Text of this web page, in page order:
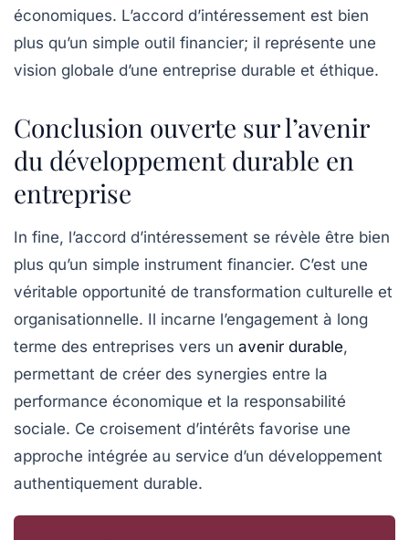
économiques. L’accord d’intéressement est bien
plus qu’un simple outil financier; il représente une
vision globale d’une entreprise durable et éthique.
Conclusion ouverte sur l’avenir
du développement durable en
entreprise
In fine, l’accord d’intéressement se révèle être bien
plus qu’un simple instrument financier. C’est une
véritable opportunité de transformation culturelle et
organisationnelle. Il incarne l’engagement à long
terme des entreprises vers un avenir durable,
permettant de créer des synergies entre la
performance économique et la responsabilité
sociale. Ce croisement d’intérêts favorise une
approche intégrée au service d’un développement
authentiquement durable.